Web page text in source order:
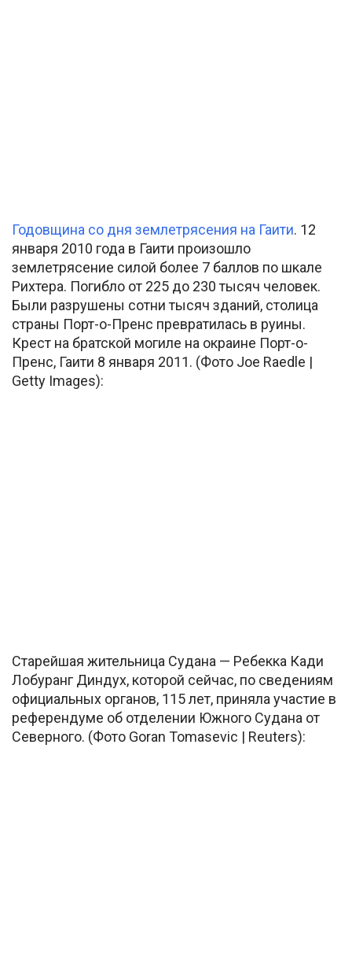
Годовщина со дня землетрясения на Гаити. 12
января 2010 года в Гаити произошло
землетрясение силой более 7 баллов по шкале
Рихтера. Погибло от 225 до 230 тысяч человек.
Были разрушены сотни тысяч зданий, столица
страны Порт-о-Пренс превратилась в руины.
Крест на братской могиле на окраине Порт-о-
Пренс, Гаити 8 января 2011. (Фото Joe Raedle |
Getty Images):
Старейшая жительница Судана — Ребекка Кади
Лобуранг Диндух, которой сейчас, по сведениям
официальных органов, 115 лет, приняла участие в
референдуме об отделении Южного Судана от
Северного. (Фото Goran Tomasevic | Reuters):